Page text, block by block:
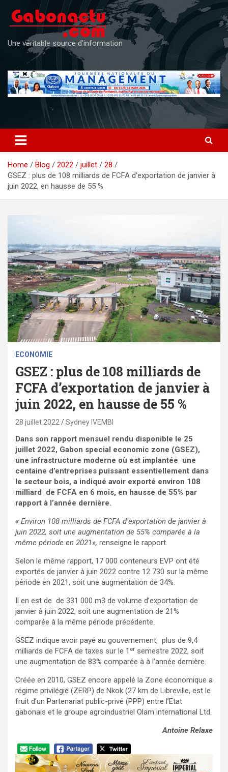
content
Une véritable source d'information
Home Blog 2022 juillet
28
GSEZ : plus de 108 milliards de FCFA d’exportation de janvier à
juin 2022, en hausse de 55 %
ECONOMIE
GSEZ : plus de 108 milliards de
FCFA d’exportation de janvier à
juin 2022, en hausse de 55 %
28 juillet 2022 Sydney IVEMBI
Dans son rapport mensuel rendu disponible le 25
juillet 2022, Gabon special economic zone (GSEZ),
une infrastructure moderne où est implantée une
centaine d’entreprises puissant essentiellement dans
le secteur bois, a indiqué avoir exporté environ 108
milliard de FCFA en 6 mois, en hausse de 55% par
rapport à l’année dernière.
« Environ 108 milliards de FCFA d’exportation de janvier à
juin 2022, soit une augmentation de 55% comparée à la
même période en 2021», renseigne le rapport.
Selon le même rapport, 17 000 conteneurs EVP ont été
exportés de janvier à juin 2022 contre 12 730 sur la même
période en 2021, soit une augmentation de 34%.
Il en est de de 331 000 m3 de volume d’exportation de
janvier à juin 2022, soit une augmentation de 21%
comparée à la même période précédente.
GSEZ indique avoir payé au gouvernement, plus de 9,4
milliards de FCFA de taxes sur le 1 er semestre 2022, soit
une augmentation de 83% comparée à à l’année dernière.
Créée en 2010, GSEZ encore appelé la Zone économique a
régime privilégié (ZERP) de Nkok (27 km de Libreville, est le
fruit d’un Partenariat public-privé (PPP) entre l’Etat
gabonais et le groupe agroindustriel Olam international Ltd.
Antoine Relaxe